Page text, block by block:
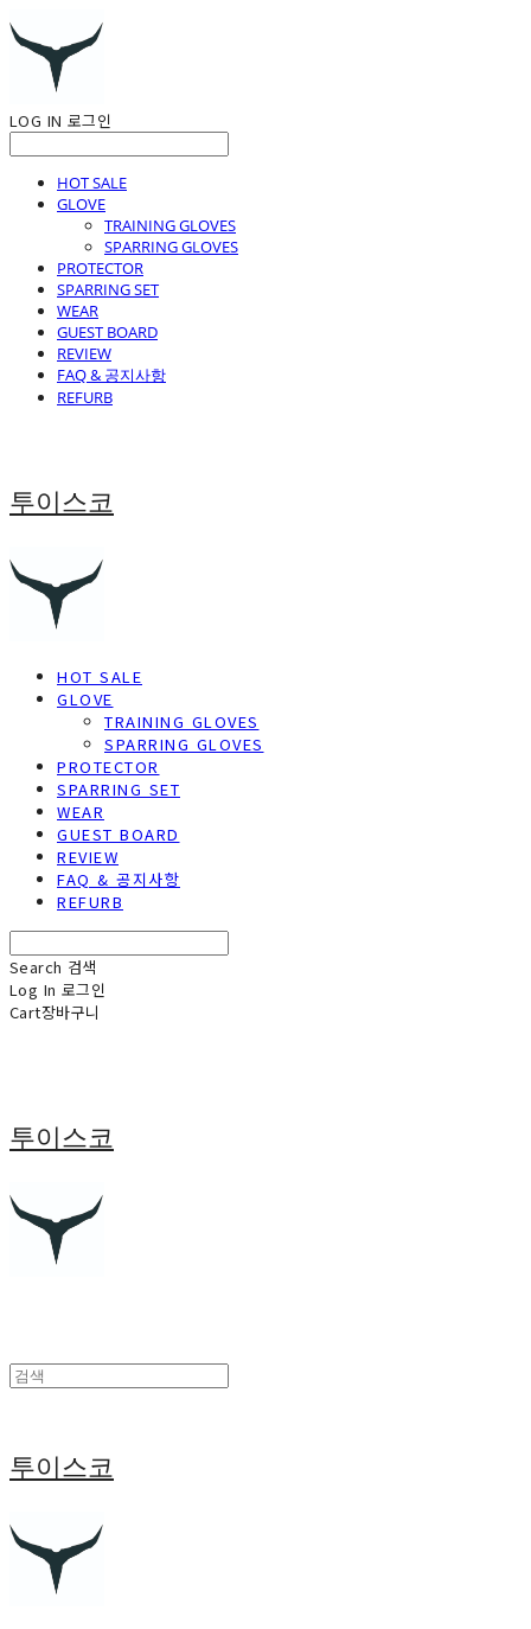
LOG IN 로그인
HOT SALE
GLOVE
TRAINING GLOVES
SPARRING GLOVES
PROTECTOR
SPARRING SET
WEAR
GUEST BOARD
REVIEW
FAQ & 공지사항
REFURB
투이스코
HOT SALE
GLOVE
TRAINING GLOVES
SPARRING GLOVES
PROTECTOR
SPARRING SET
WEAR
GUEST BOARD
REVIEW
FAQ & 공지사항
REFURB
Search 검색
Log In 로그인
Cart장바구니
투이스코
투이스코